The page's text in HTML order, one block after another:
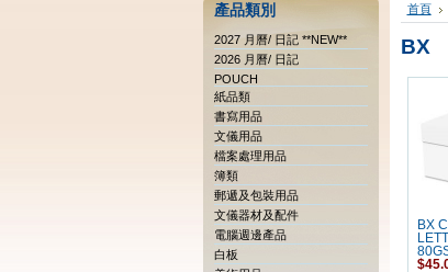
產品類別
2027 月曆/ 日記 **NEW**
2026 月曆/ 日記
POUCH
紙品類
書寫用品
文儀用品
檔案處理用品
簿類
郵遞及包裝用品
文儀器材及配件
電腦週邊產品
白板
首頁
BX
BX